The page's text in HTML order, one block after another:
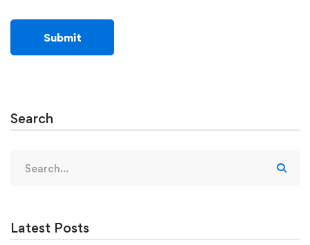
Search
for:
Latest Posts